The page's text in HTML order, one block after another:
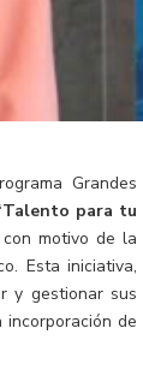
Grandes
‘Talento para tu
motivo de la
Esta iniciativa,
y gestionar sus
de